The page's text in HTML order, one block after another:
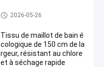
de maillot de bain écores
ponsables
tissu écologique de vêtements
de bain
2026-05-26
Tissu de maillot de bain é
cologique de 150 cm de la
rgeur, résistant au chlore
et à séchage rapide